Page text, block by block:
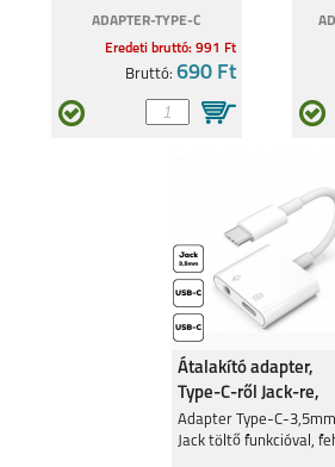
ADAPTER-TYPE-C
Eredeti bruttó: 991 Ft
Bruttó: 690 Ft
Átalakító adapter,
Type-C-ről Jack-re,
Fehér
Adapter Type-C-3,5mm
Jack töltő funkcióval,